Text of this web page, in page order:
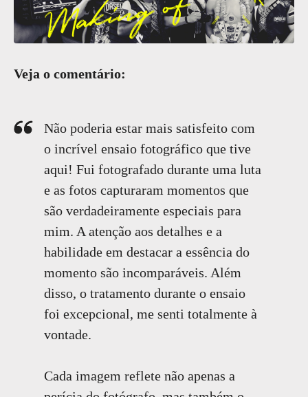
Veja o comentário:
Não poderia estar mais satisfeito com
o incrível ensaio fotográfico que tive
aqui! Fui fotografado durante uma luta
e as fotos capturaram momentos que
são verdadeiramente especiais para
mim. A atenção aos detalhes e a
habilidade em destacar a essência do
momento são incomparáveis. Além
disso, o tratamento durante o ensaio
foi excepcional, me senti totalmente à
vontade.
Cada imagem reflete não apenas a